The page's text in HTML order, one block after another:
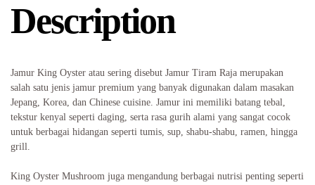
Description
Jamur King Oyster atau sering disebut Jamur Tiram Raja merupakan
salah satu jenis jamur premium yang banyak digunakan dalam masakan
Jepang, Korea, dan Chinese cuisine. Jamur ini memiliki batang tebal,
tekstur kenyal seperti daging, serta rasa gurih alami yang sangat cocok
untuk berbagai hidangan seperti tumis, sup, shabu-shabu, ramen, hingga
grill.
King Oyster Mushroom juga mengandung berbagai nutrisi penting seperti